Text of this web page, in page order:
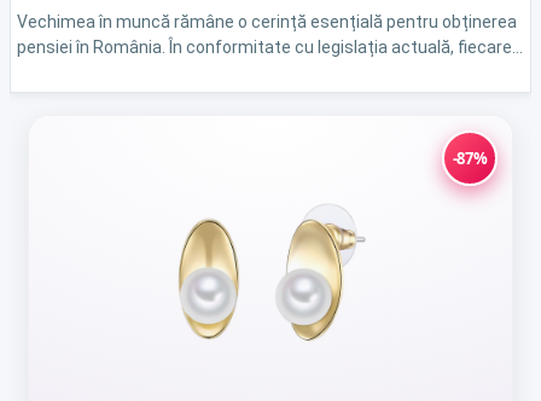
Vechimea în muncă rămâne o cerință esențială pentru obținerea
pensiei în România. În conformitate cu legislația actuală, fiecare
-87%